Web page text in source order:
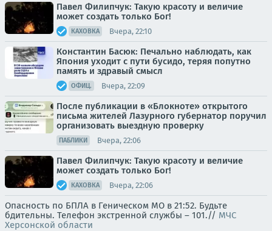
Павел Филипчук: Такую красоту и величие
может создать только Бог!
КАХОВКА Вчера, 22:10
Константин Басюк: Печально наблюдать, как
Япония уходит с пути бусидо, теряя попутно
память и здравый смысл
ОФИЦ. Вчера, 22:09
После публикации в «Блокноте» открытого
письма жителей Лазурного губернатор поручил
организовать выездную проверку
ПАБЛИКИ Вчера, 22:06
Павел Филипчук: Такую красоту и величие
может создать только Бог!
КАХОВКА Вчера, 22:06
Опасность по БПЛА в Геническом МО в 21:52. Будьте
бдительны. Телефон экстренной службы – 101.// МЧС
Херсонской области